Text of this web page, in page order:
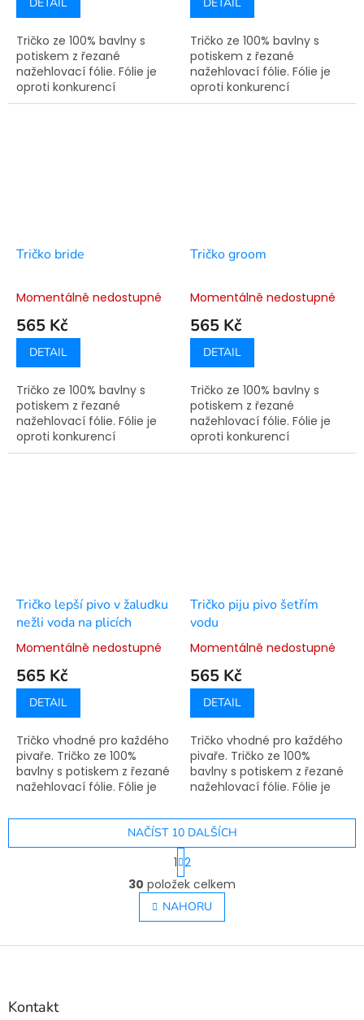
Tričko ze 100% bavlny s
potiskem z řezané
nažehlovací fólie. Fólie je
oproti konkurencí
využívané technologie
Tričko ze 100% bavlny s
potiskem z řezané
nažehlovací fólie. Fólie je
oproti konkurencí
využívané technologie
Tričko bride
Momentálně nedostupné
565 Kč
DETAIL
Tričko ze 100% bavlny s
potiskem z řezané
nažehlovací fólie. Fólie je
oproti konkurencí
využívané technologie
Tričko groom
Momentálně nedostupné
565 Kč
DETAIL
Tričko ze 100% bavlny s
potiskem z řezané
nažehlovací fólie. Fólie je
oproti konkurencí
využívané technologie
Tričko lepší pivo v žaludku
nežli voda na plicích
Momentálně nedostupné
565 Kč
DETAIL
Tričko vhodné pro každého
pivaře. Tričko ze 100%
bavlny s potiskem z řezané
nažehlovací fólie. Fólie je
využívané technologie
nepraská....
Tričko piju pivo šetřím
vodu
Momentálně nedostupné
565 Kč
DETAIL
Tričko vhodné pro každého
pivaře. Tričko ze 100%
bavlny s potiskem z řezané
nažehlovací fólie. Fólie je
využívané technologie
sítotisku pružná a
nepraská....
O
v
l
á
NAČÍST 10 DALŠÍCH
S
t
r
á
n
k
v
1 2
30 položek celkem
NAHORU
Z
Kontakt